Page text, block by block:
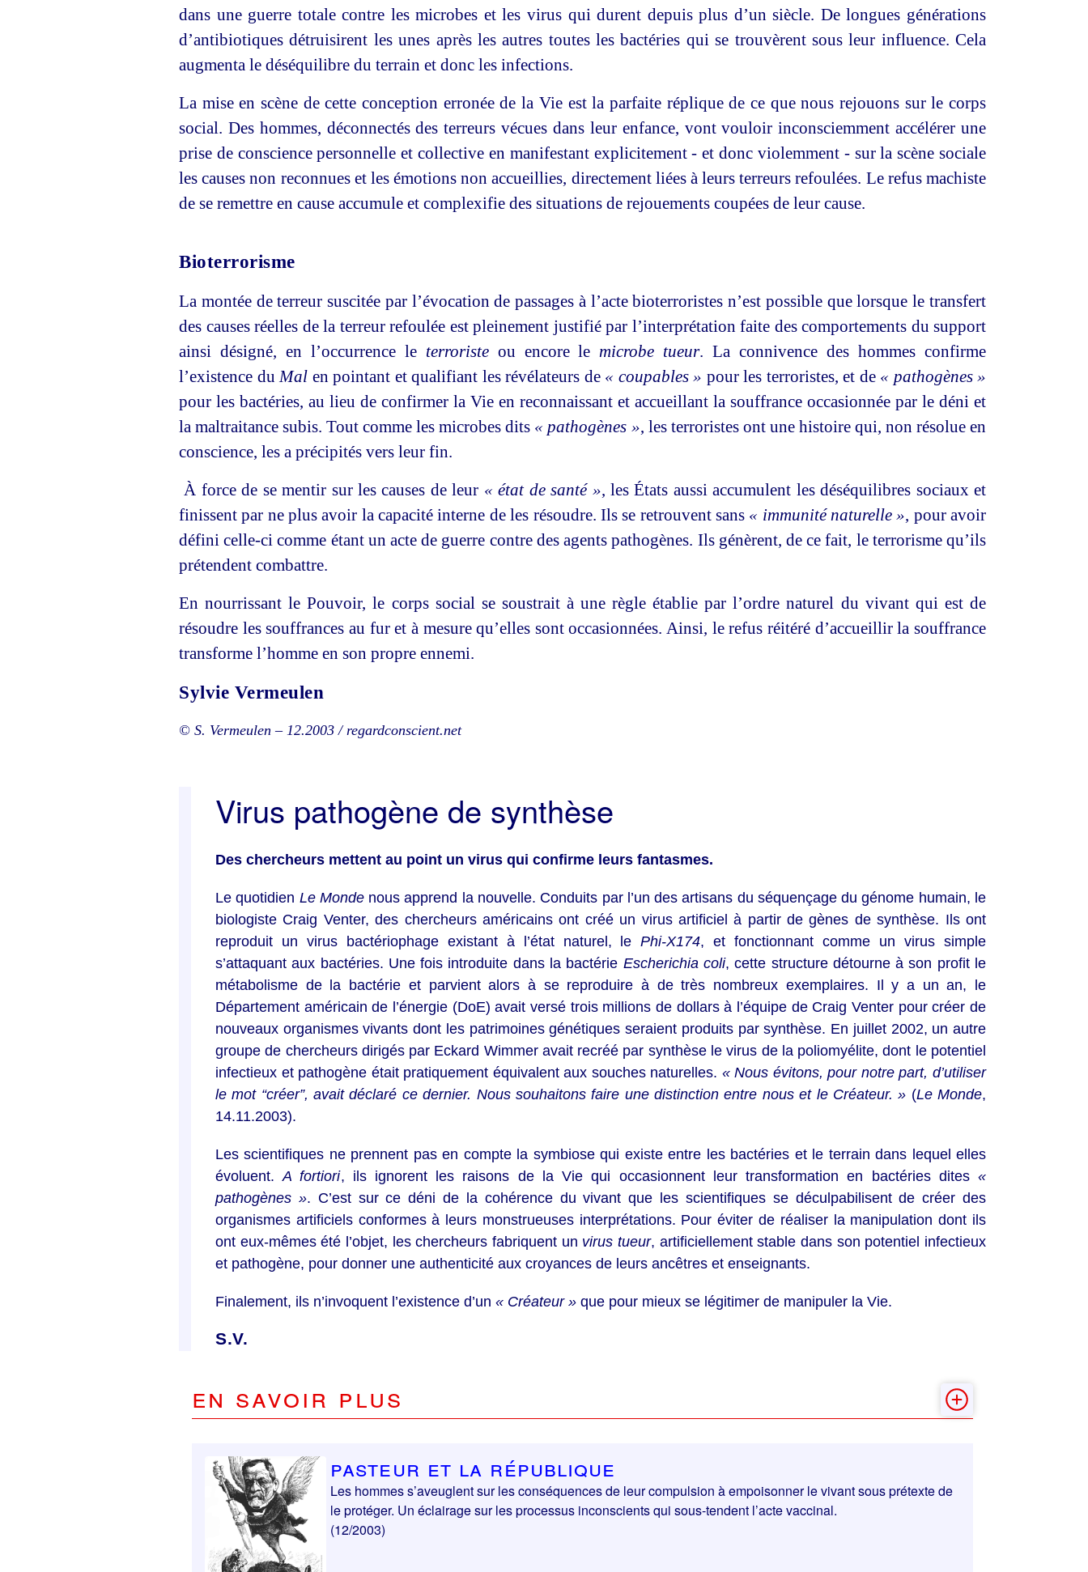
dans une guerre totale contre les microbes et les virus qui durent depuis plus d’un siècle. De longues générations
d’antibiotiques détruisirent les unes après les autres toutes les bactéries qui se trouvèrent sous leur influence. Cela
augmenta le déséquilibre du terrain et donc les infections.
La mise en scène de cette conception erronée de la Vie est la parfaite réplique de ce que nous rejouons sur le corps
social. Des hommes, déconnectés des terreurs vécues dans leur enfance, vont vouloir inconsciemment accélérer une
prise de conscience personnelle et collective en manifestant explicitement - et donc violemment - sur la scène sociale
les causes non reconnues et les émotions non accueillies, directement liées à leurs terreurs refoulées. Le refus machiste
de se remettre en cause accumule et complexifie des situations de rejouements coupées de leur cause.
Bioterrorisme
La montée de terreur suscitée par l’évocation de passages à l’acte bioterroristes n’est possible que lorsque le transfert
des causes réelles de la terreur refoulée est pleinement justifié par l’interprétation faite des comportements du support
ainsi désigné, en l’occurrence le terroristeou encore lemicrobe tueur. La connivence des hommes confirme
l’existence duMal en pointant et qualifiant les révélateurs de « coupables » pour les terroristes, et de « pathogènes »
pour les bactéries, au lieu de confirmer la Vie en reconnaissant et accueillant la souffrance occasionnée par le déni et
la maltraitance subis. Tout comme les microbes dits « pathogènes », les terroristes ont une histoire qui, non résolue en
conscience, les a précipités vers leur fin.
À force de se mentir sur les causes de leur « état de santé », les États aussi accumulent les déséquilibres sociaux et
finissent par ne plus avoir la capacité interne de les résoudre. Ils se retrouvent sans « immunité naturelle », pour avoir
défini celle-ci comme étant un acte de guerre contre des agents pathogènes. Ils génèrent, de ce fait, le terrorisme qu’ils
prétendent combattre.
En nourrissant le Pouvoir, le corps social se soustrait à une règle établie par l’ordre naturel du vivant qui est de
résoudre les souffrances au fur et à mesure qu’elles sont occasionnées. Ainsi, le refus réitéré d’accueillir la souffrance
transforme l’homme en son propre ennemi.
Sylvie Vermeulen
© S. Vermeulen – 12.2003 / regardconscient.net
Virus pathogène de synthèse
Des chercheurs mettent au point un virus qui confirme leurs fantasmes.
Le quotidien Le Mondenous apprend la nouvelle. Conduits par l’un des artisans du séquençage du génome humain, le
biologiste Craig Venter, des chercheurs américains ont créé un virus artificiel à partir de gènes de synthèse. Ils ont
reproduit un virus bactériophage existant à l’état naturel, lePhi-X174, et fonctionnant comme un virus simple
s’attaquant aux bactéries. Une fois introduite dans la bactérie Escherichia coli, cette structure détourne à son profit le
métabolisme de la bactérie et parvient alors à se reproduire à de très nombreux exemplaires. Il y a un an, le
Département américain de l’énergie (DoE) avait versé trois millions de dollars à l’équipe de Craig Venter pour créer de
nouveaux organismes vivants dont les patrimoines génétiques seraient produits par synthèse. En juillet 2002, un autre
groupe de chercheurs dirigés par Eckard Wimmer avait recréé par synthèse le virus de la poliomyélite, dont le potentiel
infectieux et pathogène était pratiquement équivalent aux souches naturelles. « Nous évitons, pour notre part, d’utiliser
le mot “créer”, avait déclaré ce dernier. Nous souhaitons faire une distinction entre nous et le Créateur. » (Le Monde,
14.11.2003).
Les scientifiques ne prennent pas en compte la symbiose qui existe entre les bactéries et le terrain dans lequel elles
évoluent.A fortiori, ils ignorent les raisons de la Vie qui occasionnent leur transformation en bactéries dites«
pathogènes ». C’est sur ce déni de la cohérence du vivant que les scientifiques se déculpabilisent de créer des
organismes artificiels conformes à leurs monstrueuses interprétations. Pour éviter de réaliser la manipulation dont ils
ont eux-mêmes été l’objet, les chercheurs fabriquent un virus tueur, artificiellement stable dans son potentiel infectieux
et pathogène, pour donner une authenticité aux croyances de leurs ancêtres et enseignants.
Finalement, ils n’invoquent l’existence d’un « Créateur » que pour mieux se légitimer de manipuler la Vie.
S.V.
En savoir plus
Pasteur et la République
Les hommes s’aveuglent sur les conséquences de leur compulsion à empoisonner le vivant sous prétexte de
le protéger. Un éclairage sur les processus inconscients qui sous-tendent l’acte vaccinal.
(12/2003)